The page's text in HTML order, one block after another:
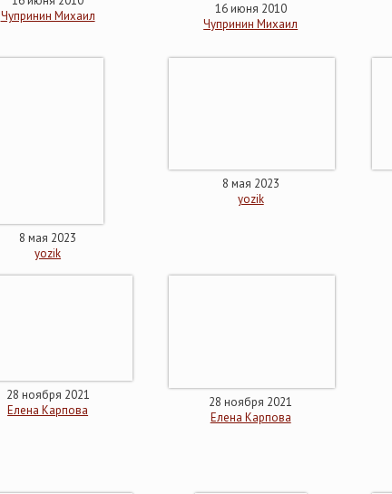
Чупринин Михаил
16 июня 2010
Чупринин Михаил
8 мая 2023
yozik
8 мая 2023
yozik
28 ноября 2021
Елена Карпова
28 ноября 2021
Елена Карпова